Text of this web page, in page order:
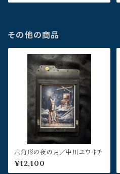
その他の商品
六角形の夜の月／中川ユウヰチ
¥12,100